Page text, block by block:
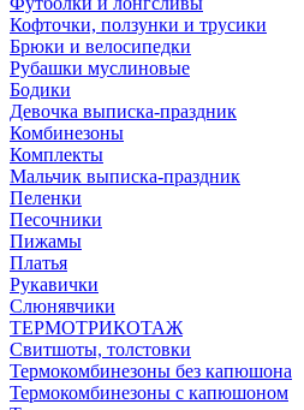
Кофточки, ползунки и трусики
Брюки и велосипедки
Рубашки муслиновые
Бодики
Девочка выписка-праздник
Комбинезоны
Комплекты
Мальчик выписка-праздник
Пеленки
Песочники
Пижамы
Платья
Рукавички
Слюнявчики
ТЕРМОТРИКОТАЖ
Свитшоты, толстовки
Термокомбинезоны без капюшона
Термокомбинезоны с капюшоном